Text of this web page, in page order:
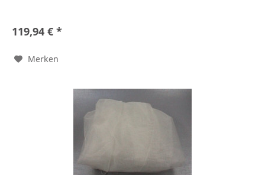
119,94 € *
Merken